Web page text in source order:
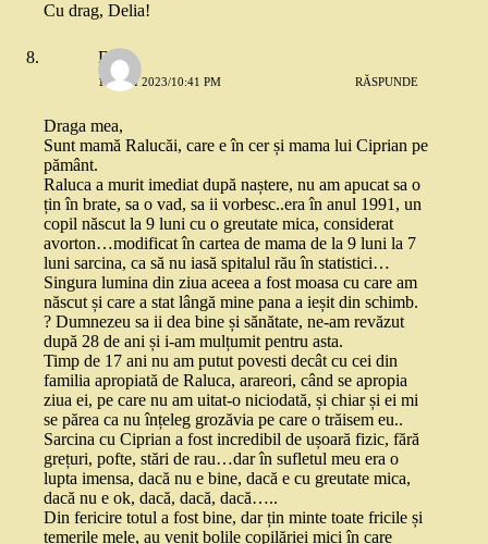
Cu drag, Delia!
Delia
10 MAI 2023/10:41 PM RĂSPUNDE
Draga mea,
Sunt mamă Ralucăi, care e în cer și mama lui Ciprian pe
pământ.
Raluca a murit imediat după naștere, nu am apucat sa o
țin în brate, sa o vad, sa ii vorbesc..era în anul 1991, un
copil născut la 9 luni cu o greutate mica, considerat
avorton…modificat în cartea de mama de la 9 luni la 7
luni sarcina, ca să nu iasă spitalul rău în statistici…
Singura lumina din ziua aceea a fost moasa cu care am
născut și care a stat lângă mine pana a ieșit din schimb.
? Dumnezeu sa ii dea bine și sănătate, ne-am revăzut
după 28 de ani și i-am mulțumit pentru asta.
Timp de 17 ani nu am putut povesti decât cu cei din
familia apropiată de Raluca, arareori, când se apropia
ziua ei, pe care nu am uitat-o niciodată, și chiar și ei mi
se părea ca nu înțeleg grozăvia pe care o trăisem eu..
Sarcina cu Ciprian a fost incredibil de ușoară fizic, fără
grețuri, pofte, stări de rau…dar în sufletul meu era o
lupta imensa, dacă nu e bine, dacă e cu greutate mica,
dacă nu e ok, dacă, dacă, dacă…..
Din fericire totul a fost bine, dar țin minte toate fricile și
temerile mele, au venit bolile copilăriei mici în care